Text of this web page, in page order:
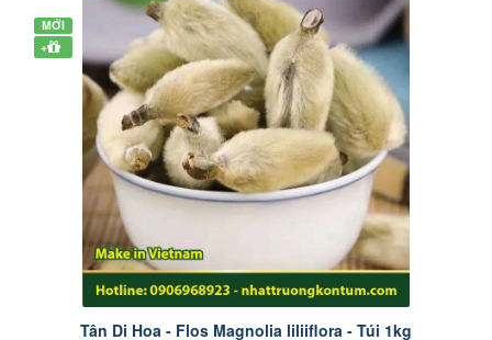
MỚI
+
Tân Di Hoa - Flos Magnolia liliiflora - Túi 1kg